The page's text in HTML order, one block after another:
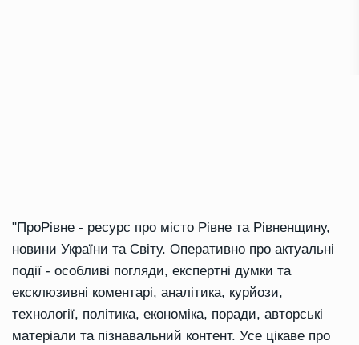
"ПроРівне - ресурс про місто Рівне та Рівненщину,
новини України та Світу. Оперативно про актуальні
події - особливі погляди, експертні думки та
ексклюзивні коментарі, аналітика, курйози,
технології, політика, економіка, поради, авторські
матеріали та пізнавальний контент. Усе цікаве про